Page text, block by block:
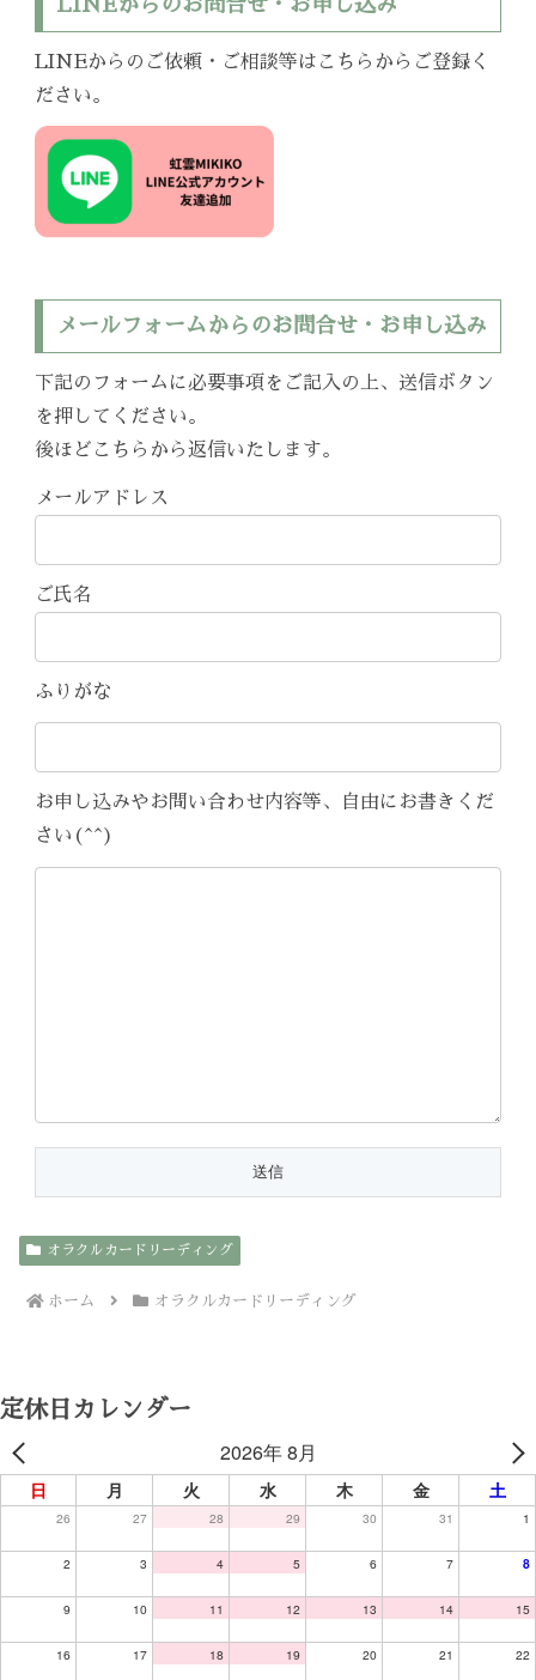
LINEからのお問合せ・お申し込み
LINEからのご依頼・ご相談等はこちらからご登録く
ださい。
メールフォームからのお問合せ・お申し込み
下記のフォームに必要事項をご記入の上、送信ボタン
を押してください。
後ほどこちらから返信いたします。
メールアドレス
ご氏名
ふりがな
お申し込みやお問い合わせ内容等、自由にお書きくだ
さい(^^)
オラクルカードリーディング
ホーム オラクルカードリーディング
定休日カレンダー
2026年 8月
日 月 火 水 木 金 土
26 27 28 29 30 31 1
2 3 4 5 6 7 8
9 10 11 12 13 14 15
16 17 18 19 20 21 22